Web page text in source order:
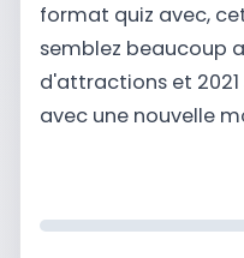
format quiz avec,
semblez beaucoup
d'attractions et
avec une nouvelle